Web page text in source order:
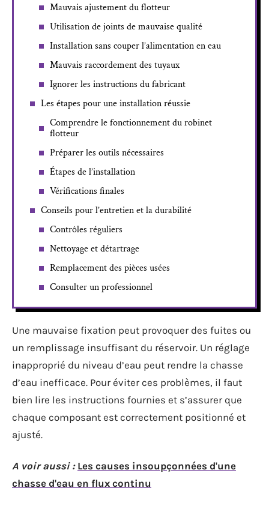
Mauvais ajustement du flotteur
Utilisation de joints de mauvaise qualité
Installation sans couper l’alimentation en eau
Mauvais raccordement des tuyaux
Ignorer les instructions du fabricant
Les étapes pour une installation réussie
Comprendre le fonctionnement du robinet
flotteur
Préparer les outils nécessaires
Étapes de l’installation
Vérifications finales
Conseils pour l’entretien et la durabilité
Contrôles réguliers
Nettoyage et détartrage
Remplacement des pièces usées
Consulter un professionnel
Une mauvaise fixation peut provoquer des fuites ou
un remplissage insuffisant du réservoir. Un réglage
inapproprié du niveau d’eau peut rendre la chasse
d’eau inefficace. Pour éviter ces problèmes, il faut
bien lire les instructions fournies et s’assurer que
chaque composant est correctement positionné et
ajusté.
A voir aussi : Les causes insoupçonnées d'une
chasse d'eau en flux continu